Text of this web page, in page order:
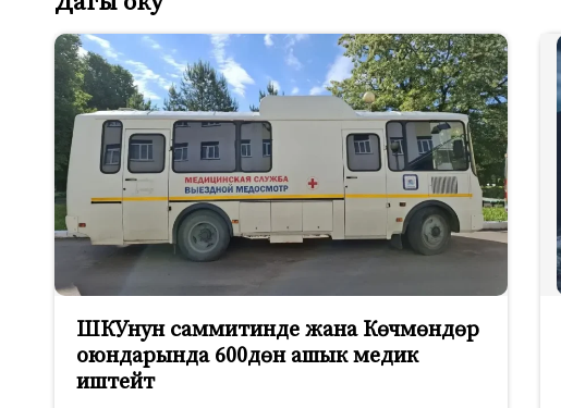
ШКУнун саммитинде жана Көчмөндөр
оюндарында 600дөн ашык медик
иштейт